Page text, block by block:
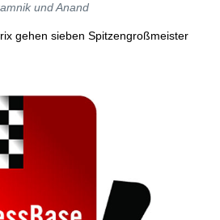
und Anand
gehen sieben Spitzengroßmeister